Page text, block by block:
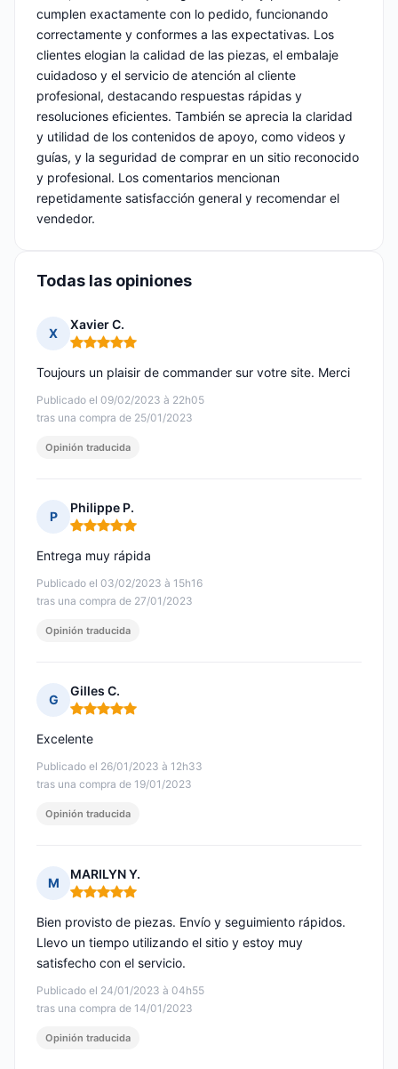
cumplen exactamente con lo pedido, funcionando
correctamente y conformes a las expectativas. Los
clientes elogian la calidad de las piezas, el embalaje
cuidadoso y el servicio de atención al cliente
profesional, destacando respuestas rápidas y
resoluciones eficientes. También se aprecia la claridad
y utilidad de los contenidos de apoyo, como videos y
guías, y la seguridad de comprar en un sitio reconocido
y profesional. Los comentarios mencionan
repetidamente satisfacción general y recomendar el
vendedor.
Todas las opiniones
X
Xavier C.
Nota: 5 de 5
Publicado el 09/02/2023 à 22h05
tras una compra de 25/01/2023
Toujours un plaisir de commander sur votre site. Merci
Opinión traducida
P
Philippe P.
Nota: 5 de 5
Publicado el 03/02/2023 à 15h16
tras una compra de 27/01/2023
Entrega muy rápida
Opinión traducida
G
Gilles C.
Nota: 5 de 5
Publicado el 26/01/2023 à 12h33
tras una compra de 19/01/2023
Excelente
Opinión traducida
M
MARILYN Y.
Nota: 5 de 5
Publicado el 24/01/2023 à 04h55
tras una compra de 14/01/2023
Bien provisto de piezas. Envío y seguimiento rápidos.
Llevo un tiempo utilizando el sitio y estoy muy
satisfecho con el servicio.
Opinión traducida